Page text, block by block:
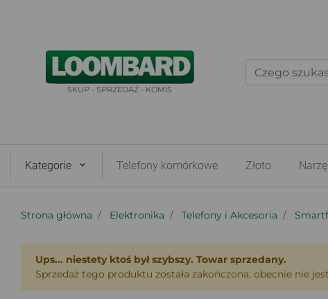
SKUP - SPRZEDAŻ - KOMIS
Kategorie Telefony komórkowe Złoto
Strona główna Elektronika Telefony i Akcesoria
Ups... niestety ktoś był szybszy. Towar sprzedany.
Sprzedaż tego produktu została zakończona, obecnie nie